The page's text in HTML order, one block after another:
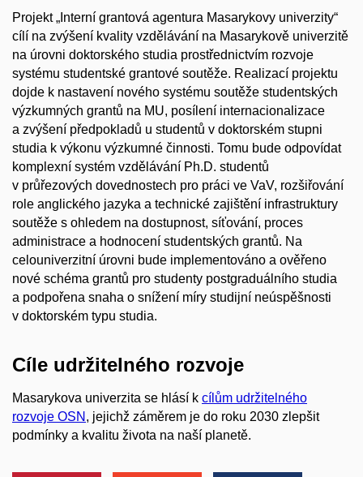
Projekt „Interní grantová agentura Masarykovy univerzity“
cílí na zvýšení kvality vzdělávání na Masarykově univerzitě
na úrovni doktorského studia prostřednictvím rozvoje
systému studentské grantové soutěže. Realizací projektu
dojde k nastavení nového systému soutěže studentských
výzkumných grantů na MU, posílení internacionalizace
a zvýšení předpokladů u studentů v doktorském stupni
studia k výkonu výzkumné činnosti. Tomu bude odpovídat
komplexní systém vzdělávání Ph.D. studentů
v průřezových dovednostech pro práci ve VaV, rozšiřování
role anglického jazyka a technické zajištění infrastruktury
soutěže s ohledem na dostupnost, síťování, proces
administrace a hodnocení studentských grantů. Na
celouniverzitní úrovni bude implementováno a ověřeno
nové schéma grantů pro studenty postgraduálního studia
a podpořena snaha o snížení míry studijní neúspěšnosti
v doktorském typu studia.
Cíle udržitelného rozvoje
Masarykova univerzita se hlásí k cílům udržitelného
rozvoje OSN , jejichž záměrem je do roku 2030 zlepšit
podmínky a kvalitu života na naší planetě.